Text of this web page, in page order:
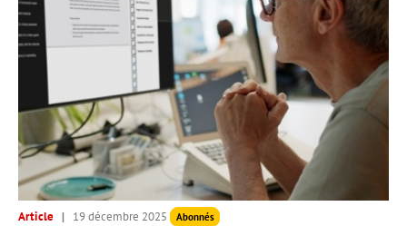
Article 19 décembre 2025 Abonnés